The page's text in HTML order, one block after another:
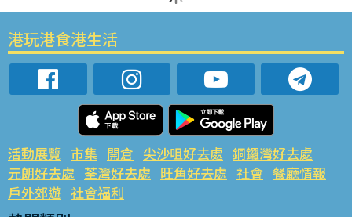
港玩港食港生活
活動展覽 市集 開倉 尖沙咀好去處 銅鑼灣好去處
元朗好去處 荃灣好去處 旺角好去處 社會 餐廳情報
戶外郊遊 社會福利